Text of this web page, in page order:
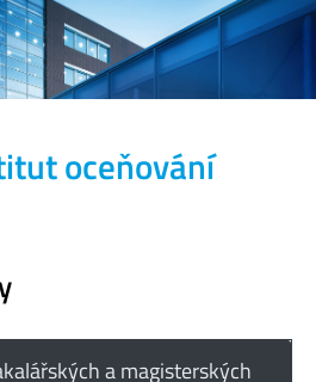
oceňování
a magisterských